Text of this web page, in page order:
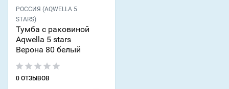
РОССИЯ (AQWELLA 5
STARS)
Тумба с раковиной
Aqwella 5 stars
Верона 80 белый
0 ОТЗЫВОВ